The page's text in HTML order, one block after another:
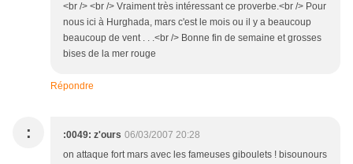
<br /> <br /> Vraiment très intéressant ce proverbe.<br /> Pour
nous ici à Hurghada, mars c'est le mois ou il y a beaucoup
beaucoup de vent . . .<br /> Bonne fin de semaine et grosses
bises de la mer rouge
Répondre
: :0049: z'ours 06/03/2007 20:28
on attaque fort mars avec les fameuses giboulets ! bisounours